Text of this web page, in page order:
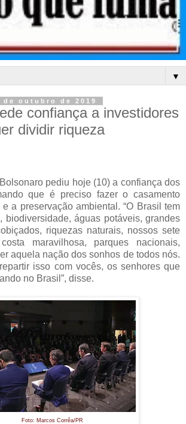
▼
outubro de 2019
confiança a investidores
dividir riqueza
pediu hoje (10) a confiança dos
que é preciso fazer o casamento
a preservação ambiental. “O Brasil tem
biodiversidade, águas potáveis, grandes
riquezas naturais, nossos sete
maravilhosa, parques nacionais,
aquela nação dos sonhos de todos nós.
isso com vocês, os senhores que
no Brasil”, disse.
Foto: Marcos Corrêa/PR